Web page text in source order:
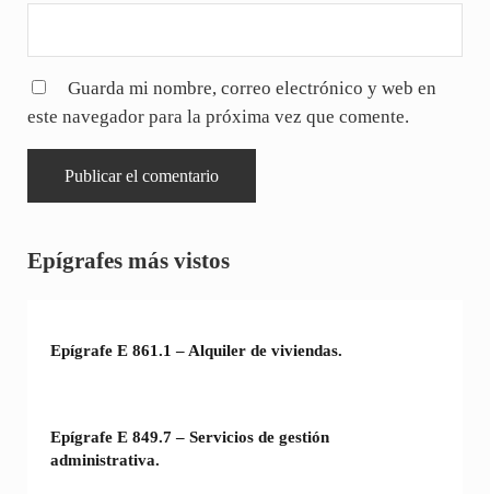
Guarda mi nombre, correo electrónico y web en
este navegador para la próxima vez que comente.
Sidebar
Epígrafes más vistos
Epígrafe E 861.1 – Alquiler de viviendas.
Epígrafe E 849.7 – Servicios de gestión
administrativa.